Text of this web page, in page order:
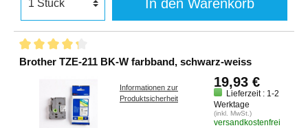
In den Warenkorb
Brother TZE-211 BK-W farbband, schwarz-weiss
Informationen zur
Produktsicherheit
19,93 €
Lieferzeit : 1-2
Werktage
(inkl. MwSt.)
versandkostenfrei